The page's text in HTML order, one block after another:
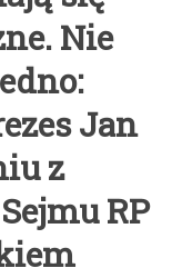
Nie
Jan
z
RP